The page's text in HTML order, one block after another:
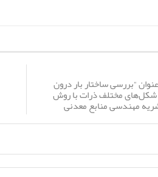
“بررسی ساختار بار درون
شکل‌های مختلف ذرات با روش
مهندسی منابع معدنی